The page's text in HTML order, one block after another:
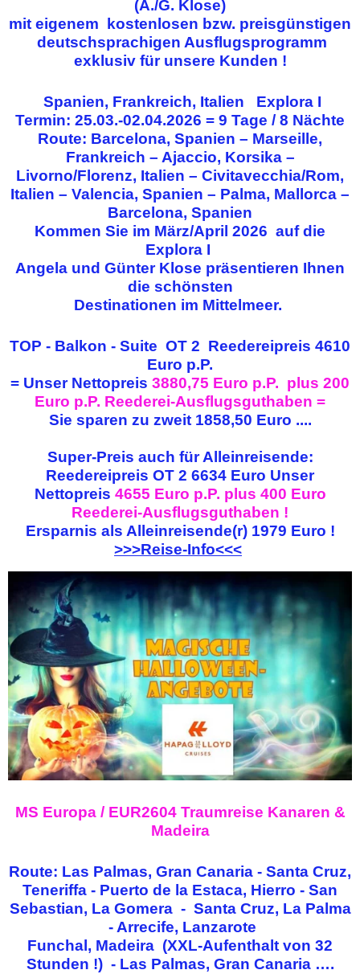
(A./G. Klose)
mit eigenem kostenlosen bzw. preisgünstigen
deutschsprachigen Ausflugsprogramm
exklusiv für unsere Kunden !
Spanien, Frankreich, Italien Explora I
Termin: 25.03.-02.04.2026 = 9 Tage / 8 Nächte
Route: Barcelona, Spanien – Marseille,
Frankreich – Ajaccio, Korsika –
Livorno/Florenz, Italien – Civitavecchia/Rom,
Italien – Valencia, Spanien – Palma, Mallorca –
Barcelona, Spanien
Kommen Sie im März/April 2026 auf die
Explora I
Angela und Günter Klose präsentieren Ihnen
die schönsten
Destinationen im Mittelmeer.
TOP - Balkon - Suite OT 2 Reedereipreis 4610
Euro p.P.
= Unser Nettopreis 3880,75 Euro p.P. plus 200
Euro p.P. Reederei-Ausflugsguthaben =
Sie sparen zu zweit1858,50 Euro ....
Super-Preis auch für Alleinreisende:
Reedereipreis OT 2 6634 Euro Unser
Nettopreis 4655 Euro p.P. plus 400 Euro
Reederei-Ausflugsguthaben !
Ersparnis als Alleinreisende(r)1979 Euro !
>>>Reise-Info<<<
MS Europa / EUR2604 Traumreise Kanaren &
Madeira
Route: Las Palmas, Gran Canaria - Santa Cruz,
Teneriffa - Puerto de la Estaca, Hierro - San
Sebastian, La Gomera - Santa Cruz, La Palma
- Arrecife, Lanzarote
Funchal, Madeira (XXL-Aufenthalt von 32
Stunden !) - Las Palmas, Gran Canaria ….